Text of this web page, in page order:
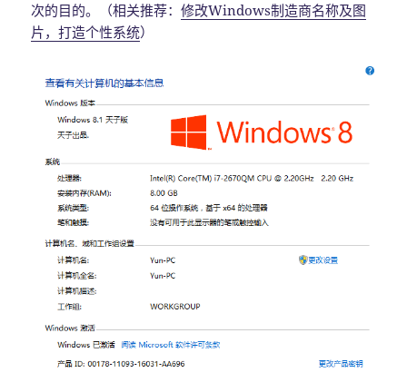
次的目的。（相关推荐：修改Windows制造商名称及图
片，打造个性系统）